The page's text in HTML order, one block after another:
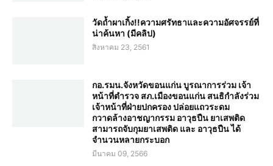
วัดถ้ำผาเกิ้ง!!ความศรัทธาและความอัศจรรย์ที่
น่าค้นหา (มีคลิป)
สิงหาคม 23, 2561
กอ.รมน.จังหวัดขอนแก่น บูรณาการร่วม เจ้า
หน้าที่ตำรวจ สภ.เมืองขอนแก่น สนธิกำลังร่วม
เจ้าหน้าที่ฝ่ายปกครอง ปล่อยแถวระดม
กวาดล้างอาชญากรรม อาวุธปืน ยาเสพติด
สามารถจับกุมยาเสพติด และ อาวุธปืน ได้
จำนวนหลายกระบอก
มีนาคม 09, 2566